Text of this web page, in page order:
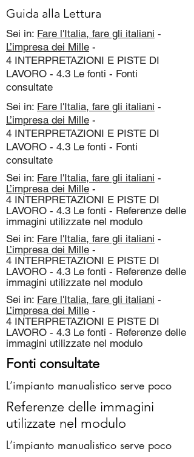
Guida alla Lettura
Sei in: Fare l'Italia, fare gli italiani -
L’impresa dei Mille -
4 INTERPRETAZIONI E PISTE DI
LAVORO - 4.3 Le fonti - Fonti
consultate
Sei in: Fare l'Italia, fare gli italiani -
L’impresa dei Mille -
4 INTERPRETAZIONI E PISTE DI
LAVORO - 4.3 Le fonti - Fonti
consultate
Sei in: Fare l'Italia, fare gli italiani -
L’impresa dei Mille -
4 INTERPRETAZIONI E PISTE DI
LAVORO - 4.3 Le fonti - Referenze delle
immagini utilizzate nel modulo
Sei in: Fare l'Italia, fare gli italiani -
L’impresa dei Mille -
4 INTERPRETAZIONI E PISTE DI
LAVORO - 4.3 Le fonti - Referenze delle
immagini utilizzate nel modulo
Sei in: Fare l'Italia, fare gli italiani -
L’impresa dei Mille -
4 INTERPRETAZIONI E PISTE DI
LAVORO - 4.3 Le fonti - Referenze delle
immagini utilizzate nel modulo
Fonti consultate
L’impianto manualistico serve poco
Referenze delle immagini
utilizzate nel modulo
L’impianto manualistico serve poco